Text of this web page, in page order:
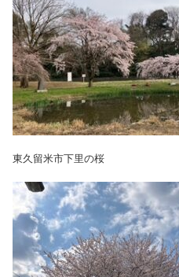
東久留米市下里の桜